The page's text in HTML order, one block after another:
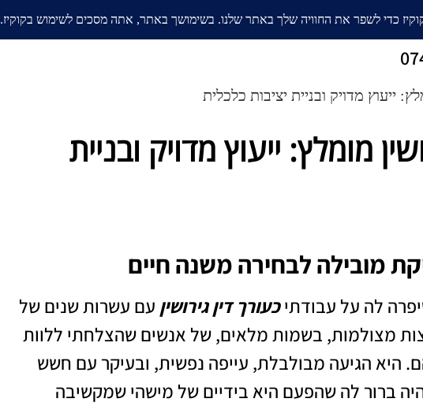
רכוש אודות בלוג ממליצים תחומים
ייעוץ מדויק ובניית יציבות כלכלית
מומלץ: ייעוץ מדויק ובניית
מובילה לבחירה משנה חיים
לה על עבודתיכעורך דין גירושין עם עשרות שנים של
מצולמות, בשמות מלאים, של אנשים שהצלחתי ללוות
היא הגיעה מבולבלת, עייפה נפשית, ובעיקר עם חשש
ברור לה שהפעם היא בידיים של מישהי שמקשיבה